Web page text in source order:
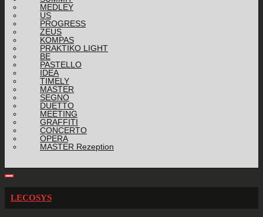
MEDLEY
US
PROGRESS
ZEUS
KOMPAS
PRAKTIKO LIGHT
BE
PASTELLO
IDEA
TIMELY
MASTER
SEGNO
DUETTO
MEETING
GRAFFITI
CONCERTO
OPERA
MASTER Rezeption
LECOSYS